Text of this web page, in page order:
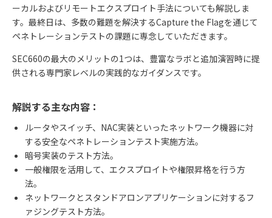
ーカルおよびリモートエクスプロイト手法についても解説しま
す。最終日は、多数の難題を解決するCapture the Flagを通じて
ペネトレーションテストの課題に専念していただきます。
SEC660の最大のメリットの1つは、豊富なラボと追加演習時に提
供される専門家レベルの実践的なガイダンスです。
解説する主な内容：
ルータやスイッチ、NAC実装といったネットワーク機器に対
する安全なペネトレーションテスト実施方法。
暗号実装のテスト方法。
一般権限を活用して、エクスプロイトや権限昇格を行う方
法。
ネットワークとスタンドアロンアプリケーションに対するフ
ァジングテスト方法。